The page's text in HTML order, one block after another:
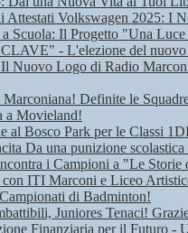
Attestati Volkswagen 2025: I
Scuola: Il Progetto "Una
- L'elezione del nuovo
Nuovo Logo di Radio
Definite le
a Movieland!
al Bosco Park per le Classi
Da una punizione
i Campioni a "Le Storie
con ITI Marconi e Liceo
di Badminton!
Juniores Tenaci!
Finanziaria per il Futuro -